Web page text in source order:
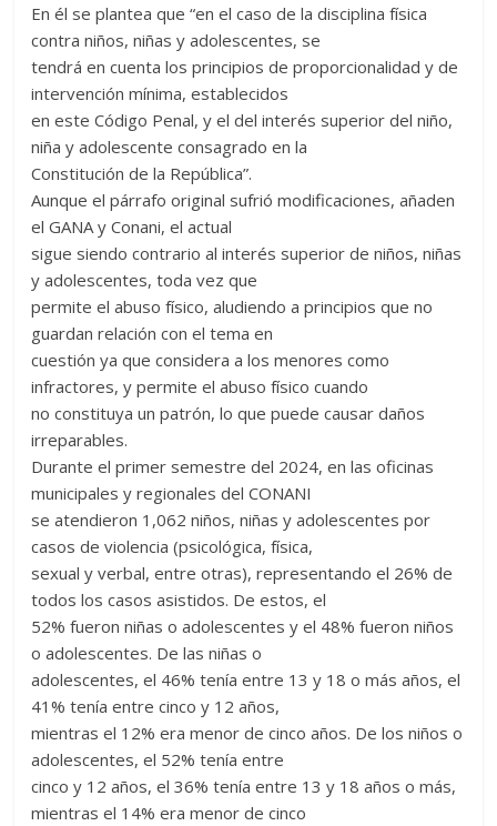
En él se plantea que “en el caso de la disciplina física
contra niños, niñas y adolescentes, se
tendrá en cuenta los principios de proporcionalidad y de
intervención mínima, establecidos
en este Código Penal, y el del interés superior del niño,
niña y adolescente consagrado en la
Constitución de la República”.
Aunque el párrafo original sufrió modificaciones, añaden
el GANA y Conani, el actual
sigue siendo contrario al interés superior de niños, niñas
y adolescentes, toda vez que
permite el abuso físico, aludiendo a principios que no
guardan relación con el tema en
cuestión ya que considera a los menores como
infractores, y permite el abuso físico cuando
no constituya un patrón, lo que puede causar daños
irreparables.
Durante el primer semestre del 2024, en las oficinas
municipales y regionales del CONANI
se atendieron 1,062 niños, niñas y adolescentes por
casos de violencia (psicológica, física,
sexual y verbal, entre otras), representando el 26% de
todos los casos asistidos. De estos, el
52% fueron niñas o adolescentes y el 48% fueron niños
o adolescentes. De las niñas o
adolescentes, el 46% tenía entre 13 y 18 o más años, el
41% tenía entre cinco y 12 años,
mientras el 12% era menor de cinco años. De los niños o
adolescentes, el 52% tenía entre
cinco y 12 años, el 36% tenía entre 13 y 18 años o más,
mientras el 14% era menor de cinco